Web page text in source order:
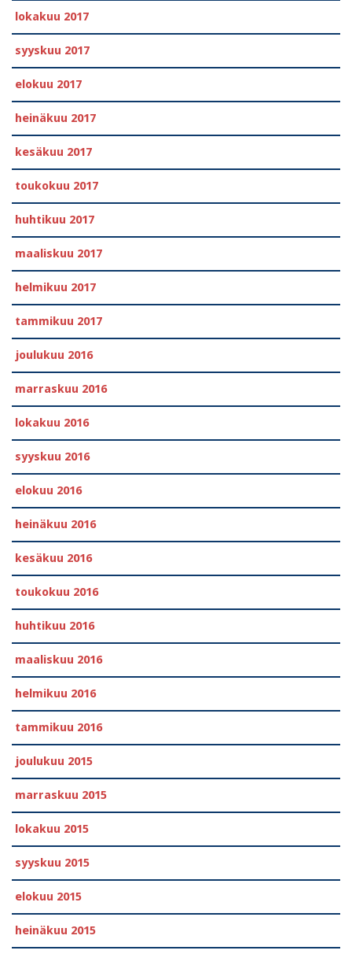
lokakuu 2017
syyskuu 2017
elokuu 2017
heinäkuu 2017
kesäkuu 2017
toukokuu 2017
huhtikuu 2017
maaliskuu 2017
helmikuu 2017
tammikuu 2017
joulukuu 2016
marraskuu 2016
lokakuu 2016
syyskuu 2016
elokuu 2016
heinäkuu 2016
kesäkuu 2016
toukokuu 2016
huhtikuu 2016
maaliskuu 2016
helmikuu 2016
tammikuu 2016
joulukuu 2015
marraskuu 2015
lokakuu 2015
syyskuu 2015
elokuu 2015
heinäkuu 2015